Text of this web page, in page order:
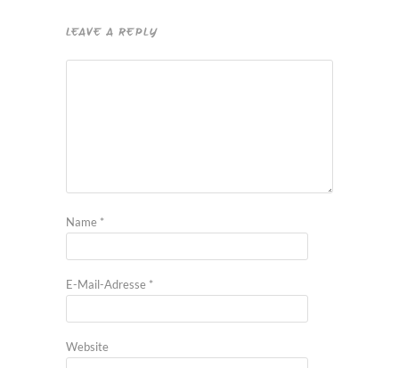
LEAVE A REPLY
Name *
E-Mail-Adresse *
Website